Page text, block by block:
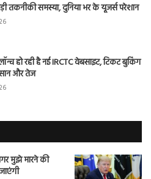
तकनीकी समस्या, दुनिया भर के यूजर्स परेशान
हो रही है नई IRCTC वेबसाइट, टिकट बुकिंग
और तेज
मुझे मारने की